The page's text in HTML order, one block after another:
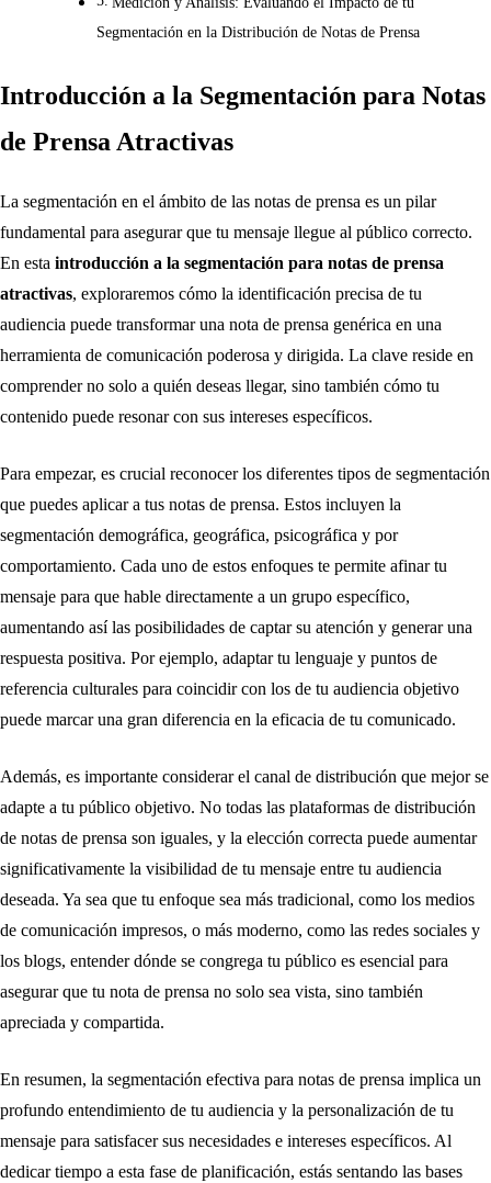
Segmentación en la Distribución de Notas de Prensa
Introducción a la Segmentación para Notas
de Prensa Atractivas
La segmentación en el ámbito de las notas de prensa es un pilar
fundamental para asegurar que tu mensaje llegue al público correcto.
En esta introducción a la segmentación para notas de prensa
atractivas, exploraremos cómo la identificación precisa de tu
audiencia puede transformar una nota de prensa genérica en una
herramienta de comunicación poderosa y dirigida. La clave reside en
comprender no solo a quién deseas llegar, sino también cómo tu
contenido puede resonar con sus intereses específicos.
Para empezar, es crucial reconocer los diferentes tipos de segmentación
que puedes aplicar a tus notas de prensa. Estos incluyen la
segmentación demográfica, geográfica, psicográfica y por
comportamiento. Cada uno de estos enfoques te permite afinar tu
mensaje para que hable directamente a un grupo específico,
aumentando así las posibilidades de captar su atención y generar una
respuesta positiva. Por ejemplo, adaptar tu lenguaje y puntos de
referencia culturales para coincidir con los de tu audiencia objetivo
puede marcar una gran diferencia en la eficacia de tu comunicado.
Además, es importante considerar el canal de distribución que mejor se
adapte a tu público objetivo. No todas las plataformas de distribución
de notas de prensa son iguales, y la elección correcta puede aumentar
significativamente la visibilidad de tu mensaje entre tu audiencia
deseada. Ya sea que tu enfoque sea más tradicional, como los medios
de comunicación impresos, o más moderno, como las redes sociales y
los blogs, entender dónde se congrega tu público es esencial para
asegurar que tu nota de prensa no solo sea vista, sino también
apreciada y compartida.
En resumen, la segmentación efectiva para notas de prensa implica un
profundo entendimiento de tu audiencia y la personalización de tu
mensaje para satisfacer sus necesidades e intereses específicos. Al
dedicar tiempo a esta fase de planificación, estás sentando las bases